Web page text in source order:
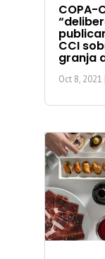
COPA-
CCI
granja
Oct 8, 2021